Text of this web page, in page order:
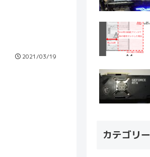
2021/03/19
カテゴリー